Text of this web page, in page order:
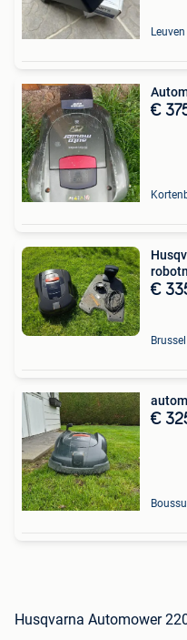
Leuven
€
€
Brussel
€
Boussu
Husqvarna Automower